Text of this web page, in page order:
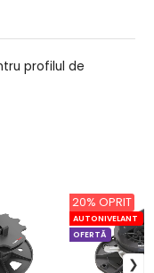
profilul de
AUTONIVELANT
OFERTĂ
20% OPRIT